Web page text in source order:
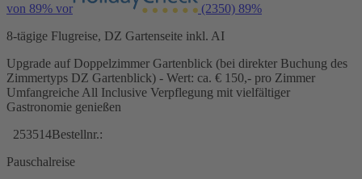
von 89% vor (2350) 89%
8-tägige Flugreise, DZ Gartenseite inkl. AI
Upgrade auf Doppelzimmer Gartenblick (bei direkter Buchung des
Zimmertyps DZ Gartenblick) - Wert: ca. € 150,- pro Zimmer
Umfangreiche All Inclusive Verpflegung mit vielfältiger
Gastronomie genießen
253514Bestellnr.:
Pauschalreise